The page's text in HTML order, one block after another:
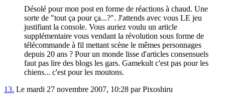
Désolé pour mon post en forme de réactions à chaud. Une
sorte de "tout ça pour ça...?". J'attends avec vous LE jeu
justifiant la console. Vous auriez voulu un article
supplémentaire vous vendant la révolution sous forme de
télécommande à fil mettant scène le mêmes personnages
depuis 20 ans ? Pour un monde lisse d'articles consensuels
faut pas lire des blogs les gars. Gamekult c'est pas pour les
chiens... c'est pour les moutons.
13. Le mardi 27 novembre 2007, 10:28 par Pixoshiru